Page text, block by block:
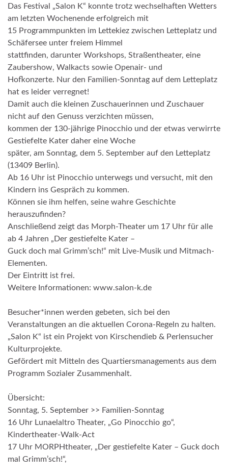
Das Festival „Salon K“ konnte trotz wechselhaften Wetters
am letzten Wochenende erfolgreich mit
15 Programmpunkten im Lettekiez zwischen Letteplatz und
Schäfersee unter freiem Himmel
stattfinden, darunter Workshops, Straßentheater, eine
Zaubershow, Walkacts sowie Openair- und
Hofkonzerte. Nur den Familien-Sonntag auf dem Letteplatz
hat es leider verregnet!
Damit auch die kleinen Zuschauerinnen und Zuschauer
nicht auf den Genuss verzichten müssen,
kommen der 130-jährige Pinocchio und der etwas verwirrte
Gestiefelte Kater daher eine Woche
später, am Sonntag, dem 5. September auf den Letteplatz
(13409 Berlin).
Ab 16 Uhr ist Pinocchio unterwegs und versucht, mit den
Kindern ins Gespräch zu kommen.
Können sie ihm helfen, seine wahre Geschichte
herauszufinden?
Anschließend zeigt das Morph-Theater um 17 Uhr für alle
ab 4 Jahren „Der gestiefelte Kater –
Guck doch mal Grimm’sch!“ mit Live-Musik und Mitmach-
Elementen.
Der Eintritt ist frei.
Weitere Informationen: www.salon-k.de
Besucher*innen werden gebeten, sich bei den
Veranstaltungen an die aktuellen Corona-Regeln zu halten.
„Salon K“ ist ein Projekt von Kirschendieb & Perlensucher
Kulturprojekte.
Gefördert mit Mitteln des Quartiersmanagements aus dem
Programm Sozialer Zusammenhalt.
Übersicht:
Sonntag, 5. September >> Familien-Sonntag
16 Uhr Lunaelaltro Theater, „Go Pinocchio go“,
Kindertheater-Walk-Act
17 Uhr MORPHtheater, „Der gestiefelte Kater – Guck doch
mal Grimm’sch!“,